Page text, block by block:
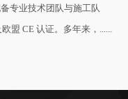
专业技术团队与施工队
盟 CE 认证。多年来，......